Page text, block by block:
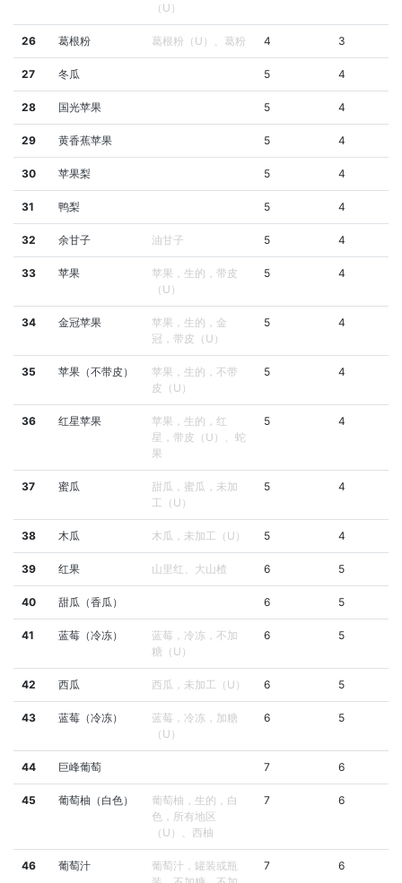
（U）
26 葛根粉 葛根粉（U）、葛粉 4 3
27 冬瓜 5 4
28 国光苹果 5 4
29 黄香蕉苹果 5 4
30 苹果梨 5 4
31 鸭梨 5 4
32 余甘子 油甘子 5 4
33 苹果
苹果，生的，带皮
（U）
5 4
34 金冠苹果
苹果，生的，金
冠，带皮（U）
5 4
35 苹果（不带皮）
苹果，生的，不带
皮（U）
5 4
36 红星苹果
苹果，生的，红
星，带皮（U）、蛇
果
5 4
37 蜜瓜
甜瓜，蜜瓜，未加
工（U）
5 4
38 木瓜 木瓜，未加工（U） 5 4
39 红果 山里红、大山楂 6 5
40 甜瓜（香瓜） 6 5
41 蓝莓（冷冻）
蓝莓，冷冻，不加
糖（U）
6 5
42 西瓜 西瓜，未加工（U） 6 5
43 蓝莓（冷冻）
蓝莓，冷冻，加糖
（U）
6 5
44 巨峰葡萄 7 6
45 葡萄柚（白色）
葡萄柚，生的，白
色，所有地区
（U）、西柚
7 6
46 葡萄汁
葡萄汁，罐装或瓶
7 6